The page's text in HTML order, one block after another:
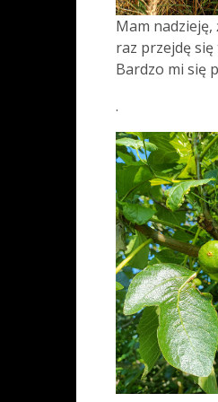
Mam nadzieję,
raz przejdę
Bardzo mi się
.